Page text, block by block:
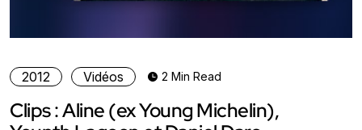
2012 Vidéos 2 Min Read
Clips : Aline (ex Young Michelin),